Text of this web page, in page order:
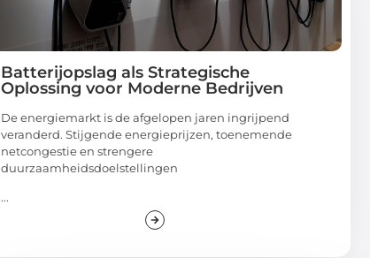
Batterijopslag als Strategische
Oplossing voor Moderne Bedrijven
De energiemarkt is de afgelopen jaren ingrijpend
veranderd. Stijgende energieprijzen, toenemende
netcongestie en strengere
duurzaamheidsdoelstellingen
...